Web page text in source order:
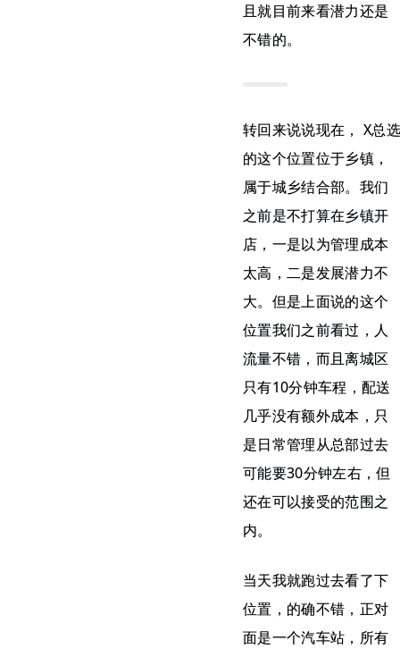
且就目前来看潜力还是
不错的。
转回来说说现在， X总选
的这个位置位于乡镇，
属于城乡结合部。我们
之前是不打算在乡镇开
店，一是以为管理成本
太高，二是发展潜力不
大。但是上面说的这个
位置我们之前看过，人
流量不错，而且离城区
只有10分钟车程，配送
几乎没有额外成本，只
是日常管理从总部过去
可能要30分钟左右，但
还在可以接受的范围之
内。
当天我就跑过去看了下
位置，的确不错，正对
面是一个汽车站，所有